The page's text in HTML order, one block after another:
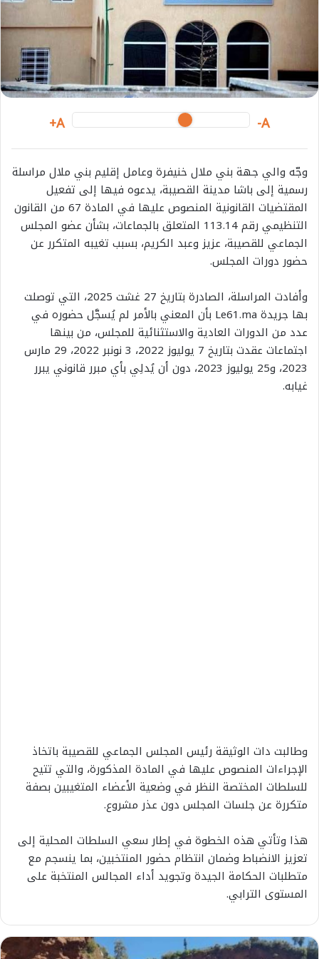
A-
A+
وجّه والي جهة بني ملال خنيفرة وعامل إقليم بني ملال مراسلة
رسمية إلى باشا مدينة القصيبة، يدعوه فيها إلى تفعيل
المقتضيات القانونية المنصوص عليها في المادة 67 من القانون
التنظيمي رقم 113.14 المتعلق بالجماعات، بشأن عضو المجلس
الجماعي للقصيبة، عزيز وعبد الكريم، بسبب تغيبه المتكرر عن
حضور دورات المجلس.
وأفادت المراسلة، الصادرة بتاريخ 27 غشت 2025، التي توصلت
بها جريدة Le61.ma بأن المعني بالأمر لم يُسجَّل حضوره في
عدد من الدورات العادية والاستثنائية للمجلس، من بينها
اجتماعات عقدت بتاريخ 7 يوليوز 2022، 3 نونبر 2022، 29 مارس
2023، و25 يوليوز 2023، دون أن يُدلِي بأي مبرر قانوني يبرر
غيابه.
وطالبت دات الوثيقة رئيس المجلس الجماعي للقصيبة باتخاذ
الإجراءات المنصوص عليها في المادة المذكورة، والتي تتيح
للسلطات المختصة النظر في وضعية الأعضاء المتغيبين بصفة
متكررة عن جلسات المجلس دون عذر مشروع.
هذا وتأتي هذه الخطوة في إطار سعي السلطات المحلية إلى
تعزيز الانضباط وضمان انتظام حضور المنتخبين، بما ينسجم مع
متطلبات الحكامة الجيدة وتجويد أداء المجالس المنتخبة على
المستوى الترابي.
أ